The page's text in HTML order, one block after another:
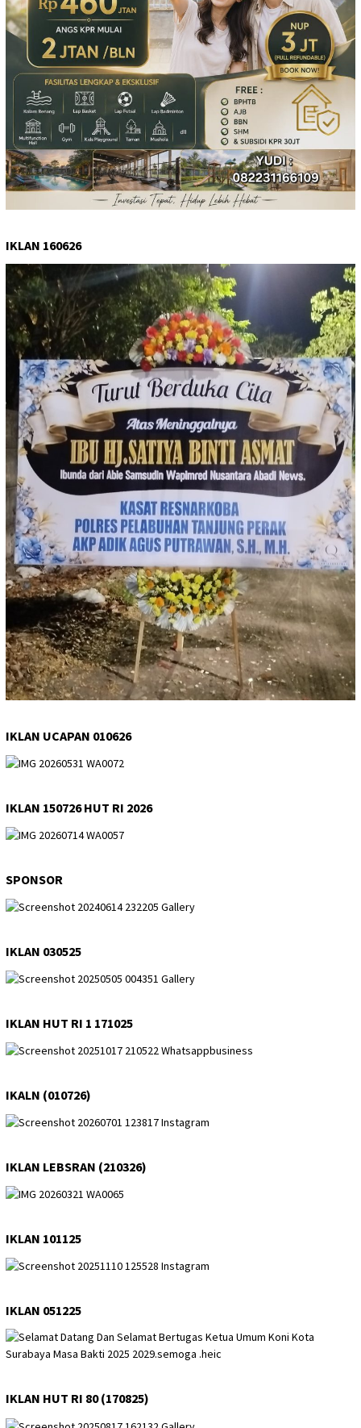
IKLAN 160626
IKLAN UCAPAN 010626
IKLAN 150726 HUT RI 2026
SPONSOR
IKLAN 030525
IKLAN HUT RI 1 171025
IKALN (010726)
IKLAN LEBSRAN (210326)
IKLAN 101125
IKLAN 051225
IKLAN HUT RI 80 (170825)